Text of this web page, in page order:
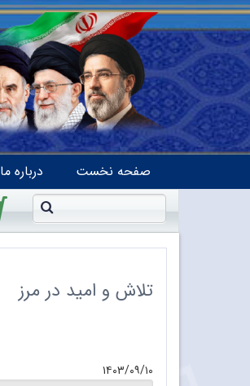
صفحه نخست درباره ما
تلاش و امید در مرز
۱۴۰۳/۰۹/۱۰